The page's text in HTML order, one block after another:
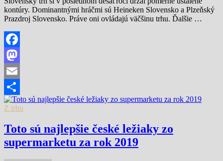
kontúry. Dominantnými hráčmi sú Heineken Slovensko a Plzeňský
Prazdroj Slovensko. Práve oni ovládajú väčšinu trhu. Ďalšie …
Facebook
Mastodon
Email
Share
Z trhu
Toto sú najlepšie české ležiaky zo
supermarketu za rok 2019